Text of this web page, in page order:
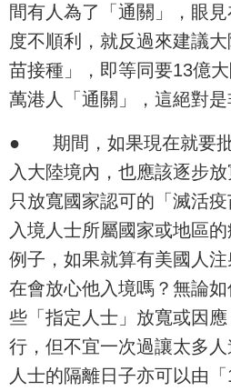
間有人為了「通關」，眼
度不順利，就反過來建議
苗接種」，即等同要13億
萬港人「通關」，這絕對是
●
期間，如果現在就要
入大陸境內，也應該逐步
只放寬國家認可的「滅活
入境人士所屬國家或地區
例子，如果就算有美國人
在會放心他入境嗎？無論
些「指定人士」放寬或因
行，但不宜一次過讓太多
人士的隔離日子亦可以由